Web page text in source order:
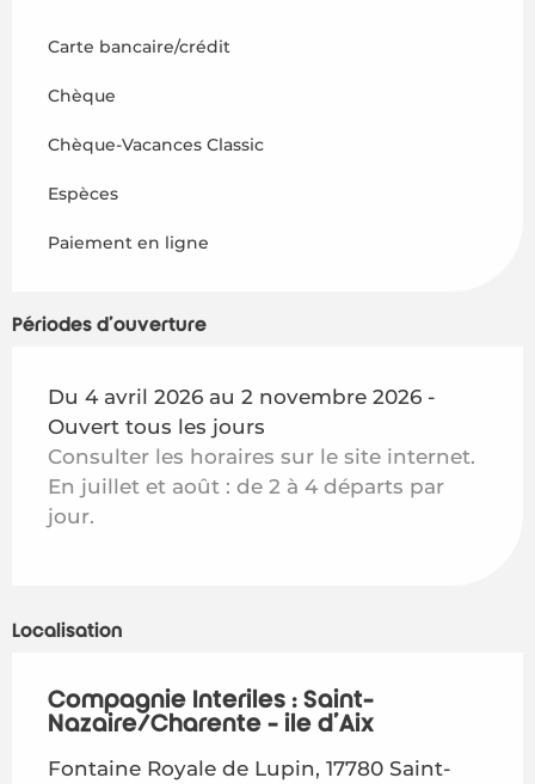
Carte bancaire/crédit
Chèque
Chèque-Vacances Classic
Espèces
Paiement en ligne
Périodes d'ouverture
Du 4 avril 2026 au 2 novembre 2026 -
Ouvert tous les jours
Consulter les horaires sur le site internet.
En juillet et août : de 2 à 4 départs par
jour.
Localisation
Compagnie Interîles : Saint-
Nazaire/Charente - île d'Aix
Fontaine Royale de Lupin, 17780 Saint-